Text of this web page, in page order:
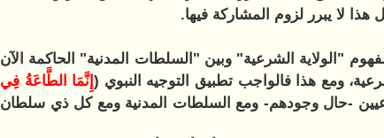
لا يبرر لزوم المشاركة فيها.
"الولاية الشرعية" وبين "السلطات المدنية" الحاكمة الآن
ومع هذا فالواجب تطبيق التوجيه النبوي (إِنَّمَا الطَّاعَةُ فِي
-حال وجودهم- ومع السلطات المدنية ومع كل ذي سلطان